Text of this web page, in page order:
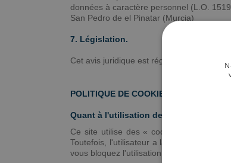
données à caractère personnel (L.O.
San Pedro de el Pinatar (Murcia)
7. Législation.
Cet avis juridique est régi dans chacun
POLITIQUE DE COOKIES
Quant à l'utilisation des cookies
Ce site utilise des « cookies » propres
Toutefois, l'utilisateur a la possibilité
vous bloquez l'utilisation de « cookies»